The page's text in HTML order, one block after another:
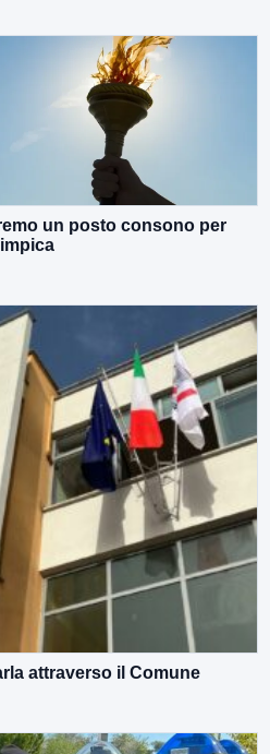
un posto consono per
attraverso il Comune